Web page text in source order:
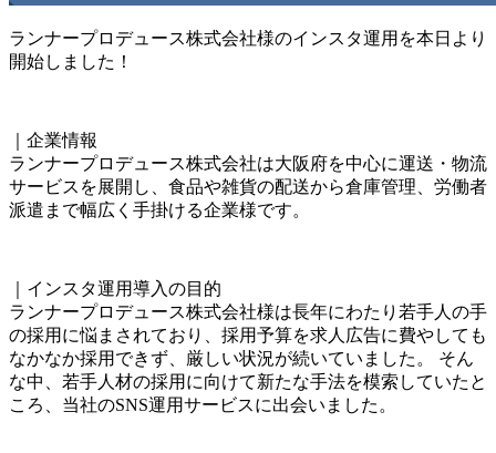
ランナープロデュース株式会社様のインスタ運用を本日より
開始しました！
｜企業情報
ランナープロデュース株式会社は大阪府を中心に運送・物流
サービスを展開し、食品や雑貨の配送から倉庫管理、労働者
派遣まで幅広く手掛ける企業様です。
｜インスタ運用導入の目的
ランナープロデュース株式会社様は長年にわたり若手人の手
の採用に悩まされており、採用予算を求人広告に費やしても
なかなか採用できず、厳しい状況が続いていました。 そん
な中、若手人材の採用に向けて新たな手法を模索していたと
ころ、当社のSNS運用サービスに出会いました。